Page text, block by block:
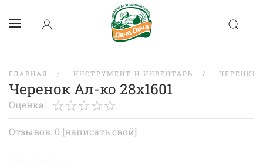
ГЛАВНАЯ ИНСТРУМЕНТ И ИНВЕНТАРЬ ЧЕРЕНКИ
Черенок Ал-ко 28х1601
Оценка:
Отзывов: 0 [написать свой]